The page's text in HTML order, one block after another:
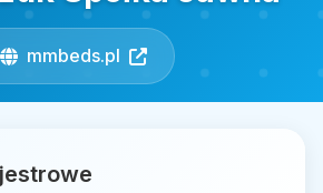
mmbeds.pl